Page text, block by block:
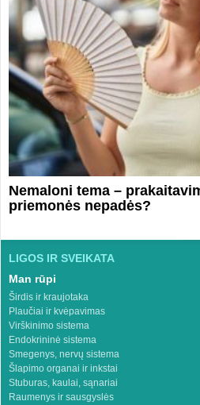
Nemaloni tema –
priemonės nepadės?
LIGOS IR SVEIKATA
Man rūpi
Širdis ir kraujotaka
Plaučiai ir kvėpavimas
Virškinimo sistema
Endokrininė sistema
Smegenys, nervų sistema
Šlapimo organai ir inkstai
Stuburas, kaulai, sąnariai
Raumenys ir sausgyslės